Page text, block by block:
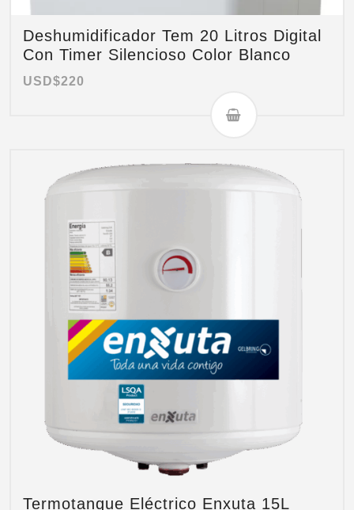
Deshumidificador Tem 20 Litros Digital
Con Timer Silencioso Color Blanco
USD$220
Termotanque Eléctrico Enxuta 15L